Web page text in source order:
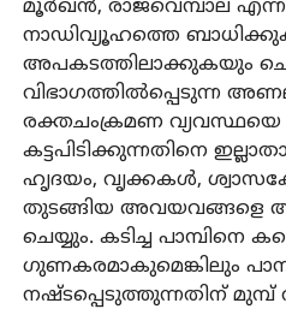
മൂർഖൻ, രാജവെമ്പാല
നാഡിവ്യൂഹത്തെ
അപകടത്തിലാക്കുകയും
വിഭാഗത്തിൽപ്പെടുന്ന
രക്തചംക്രമണ
കട്ടപിടിക്കുന്നതിനെ
ഹൃദയം, വൃക്കകൾ,
തുടങ്ങിയ അവയവങ്ങളെ
ചെയ്യും. കടിച്ച പാമ്പിനെ
ഗുണകരമാകുമെങ്കിലും
നഷ്ടപ്പെടുത്തുന്നതിന് മുമ്പ്